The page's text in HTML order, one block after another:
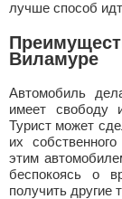
лучше способ
Виламуре
Автомобиль
имеет свободу
Турист может
их
этим
беспокоясь о
получить другие